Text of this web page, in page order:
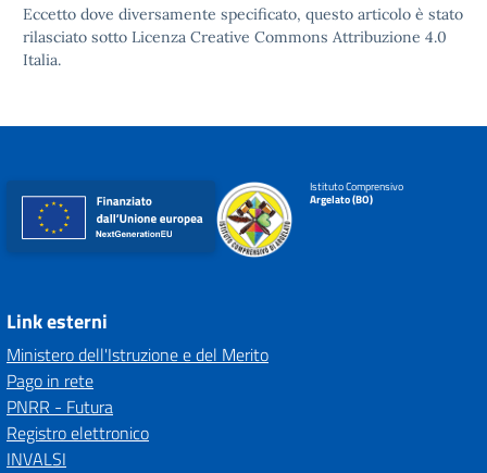
Eccetto dove diversamente specificato, questo articolo è stato
rilasciato sotto Licenza Creative Commons Attribuzione 4.0
Italia.
Istituto Comprensivo
Argelato (BO)
Link esterni
Ministero dell'Istruzione e del Merito
Pago in rete
PNRR - Futura
Registro elettronico
INVALSI